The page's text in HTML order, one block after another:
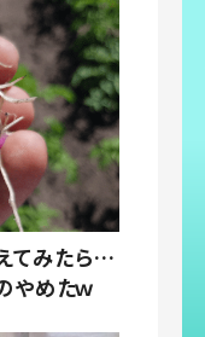
てみたら…
やめたｗ